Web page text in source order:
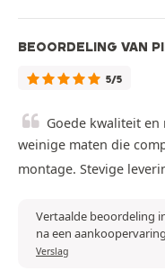
BEOORDELING VAN
5/5
Goede kwaliteit
weinige maten die
montage. Stevige
Vertaalde beoordeling
na een
Verslag